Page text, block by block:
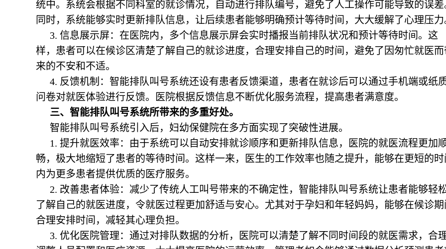
统中。系统会根据不同科室的就诊情况，自动进行排队编号，避免了人工操作可能导致的误差
同时，系统能够实时更新排队信息，让后续患者能够明确预计等待时间，大大缓解了心理压力
3. 信息展示屏：在医院内，多个信息展示屏会实时播报当前排队状况和预计等待时间。这
样，患者可以在候诊区清楚了解自己的就诊进度，合理安排自己的时间，避免了因匆忙就医而
来的不安和不适。
4. 反馈机制：智能排队叫号系统还设有患者反馈渠道，患者在就诊后可以通过手机端或纸
问卷对就医体验进行反馈。医院根据反馈信息不断优化服务流程，提高患者满意度。
三、智能排队叫号系统所带来的多重好处。
智能排队叫号系统引入后，妇幼保健院在多方面实现了突破性进展。
1. 提升就医效率：由于系统可以自动安排就诊顺序和更新排队信息，医院的就医流程更加
畅，极大地缩短了患者的等待时间。这样一来，医生的工作效率也随之提升，能够在更短的时
内为更多患者提供优质的医疗服务。
2. 改善患者体验：减少了传统人工叫号带来的不确定性，智能排队叫号系统让患者能够轻
了解自己的就医进度，令就医过程更加舒适与安心。尤其对于孕妇和年轻妈妈，能够在候诊期
合理安排时间，减轻其心理负担。
3. 优化医院管理：通过对排队数据的分析，医院可以清楚了解不同时间段的就医需求，合